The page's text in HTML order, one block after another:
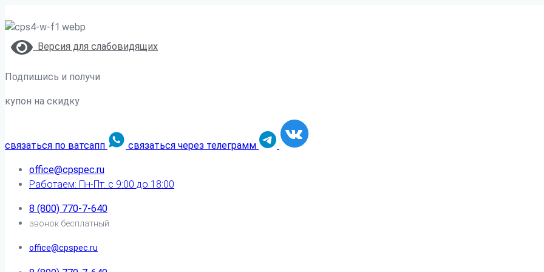
Версия для слабовидящих
Подпишись и получи
купон на скидку
связаться по ватсапп связаться через телеграмм
office@cpspec.ru
Работаем: Пн-Пт: с 9:00 до 18:00
8 (800) 770-7-640
звонок бесплатный
office@cpspec.ru